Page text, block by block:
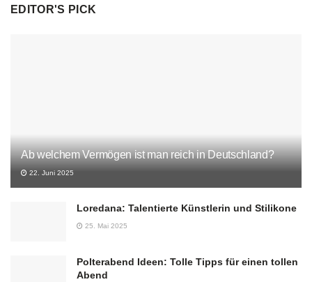
EDITOR'S PICK
Ab welchem Vermögen ist man reich in Deutschland?
22. Juni 2025
Loredana: Talentierte Künstlerin und Stilikone
25. Mai 2025
Polterabend Ideen: Tolle Tipps für einen tollen
Abend